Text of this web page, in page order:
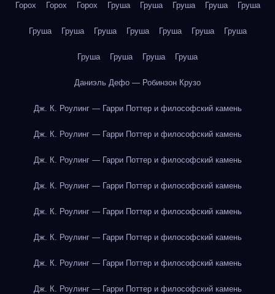
Горох Горох Горох Груша Груша Груша Груша Груша
Груша Груша Груша Груша Груша Груша Груша
Груша Груша Груша Груша
Даниэль Дефо — Робинзон Крузо
Дж. К. Роулинг — Гарри Поттер и философский камень
Дж. К. Роулинг — Гарри Поттер и философский камень
Дж. К. Роулинг — Гарри Поттер и философский камень
Дж. К. Роулинг — Гарри Поттер и философский камень
Дж. К. Роулинг — Гарри Поттер и философский камень
Дж. К. Роулинг — Гарри Поттер и философский камень
Дж. К. Роулинг — Гарри Поттер и философский камень
Дж. К. Роулинг — Гарри Поттер и философский камень